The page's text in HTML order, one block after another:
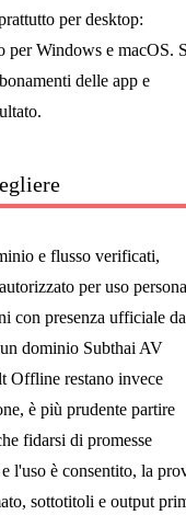
per desktop:
Windows e macOS.
delle app e
e flusso verificati,
per uso
con presenza ufficiale da
dominio Subthai AV
Offline restano invece
è più prudente partire
fidarsi di promesse
l'uso è consentito, la
sottotitoli e output